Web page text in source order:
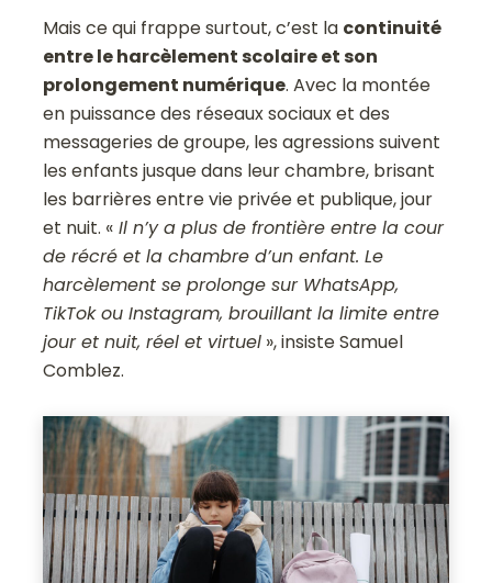
Mais ce qui frappe surtout, c’est la continuité
entre le harcèlement scolaire et son
prolongement numérique. Avec la montée
en puissance des réseaux sociaux et des
messageries de groupe, les agressions suivent
les enfants jusque dans leur chambre, brisant
les barrières entre vie privée et publique, jour
et nuit. « Il n’y a plus de frontière entre la cour
de récré et la chambre d’un enfant. Le
harcèlement se prolonge sur WhatsApp,
TikTok ou Instagram, brouillant la limite entre
jour et nuit, réel et virtuel », insiste Samuel
Comblez.